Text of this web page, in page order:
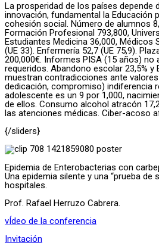
La prosperidad de los países depende
innovación, fundamental la Educación
cohesión social. Número de alumnos
Formación Profesional 793,800,
Estudiantes Medicina 36,000, Médicos
(UE 33). Enfermería 52,7 (UE 75,9).
200,000€. Informes PISA (15 años) no
requeridos. Abandono escolar 23,5% y
muestran contradicciones ante
dedicación, compromiso) indiferencia
adolescente es un 9 por 1,000,
de ellos. Consumo alcohol atracón
las atenciones médicas. Ciber-acoso
{/sliders}
Epidemia de Enterobacterias con
Una epidemia silente y una “prueba de
hospitales.
Prof. Rafael Herruzo Cabrera.
vÍdeo de la conferencia
Invitación